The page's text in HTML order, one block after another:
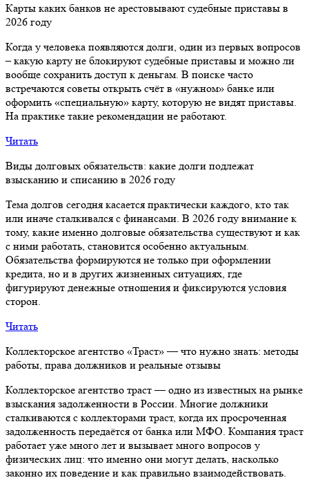
Карты каких банков не арестовывают судебные приставы в
2026 году
Когда у человека появляются долги, один из первых вопросов
– какую карту не блокируют судебные приставы и можно ли
вообще сохранить доступ к деньгам. В поиске часто
встречаются советы открыть счёт в «нужном» банке или
оформить «специальную» карту, которую не видят приставы.
На практике такие рекомендации не работают.
Читать
Виды долговых обязательств: какие долги подлежат
взысканию и списанию в 2026 году
Тема долгов сегодня касается практически каждого, кто так
или иначе сталкивался с финансами. В 2026 году внимание к
тому, какие именно долговые обязательства существуют и как
с ними работать, становится особенно актуальным.
Обязательства формируются не только при оформлении
кредита, но и в других жизненных ситуациях, где
фигурируют денежные отношения и фиксируются условия
сторон.
Читать
Коллекторское агентство «Траст» — что нужно знать: методы
работы, права должников и реальные отзывы
Коллекторское агентство траст — одно из известных на рынке
взыскания задолженности в России. Многие должники
сталкиваются с коллекторами траст, когда их просроченная
задолженность передаётся от банка или МФО. Компания траст
работает уже много лет и вызывает много вопросов у
физических лиц: что именно они могут делать, насколько
законно их поведение и как правильно взаимодействовать.